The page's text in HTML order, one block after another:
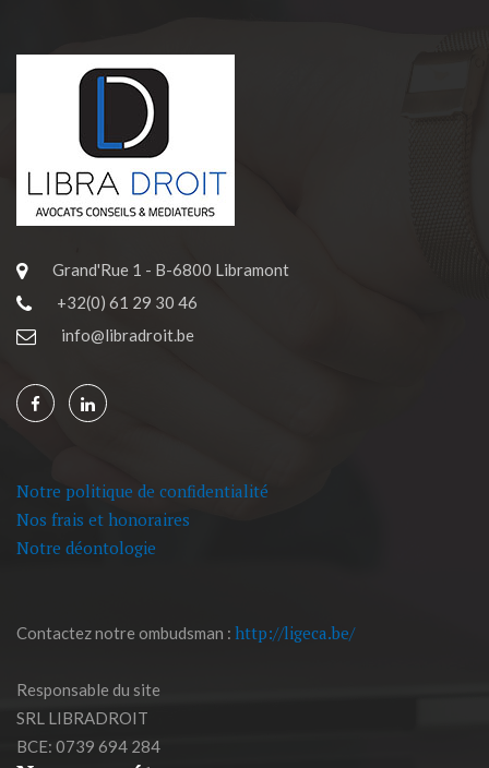
Grand'Rue 1 - B-6800 Libramont
+32(0) 61 29 30 46
info@libradroit.be
Notre politique de confidentialité
Nos frais et honoraires
Notre déontologie
Contactez notre ombudsman : http://ligeca.be/
Responsable du site
SRL LIBRADROIT
BCE: 0739 694 284